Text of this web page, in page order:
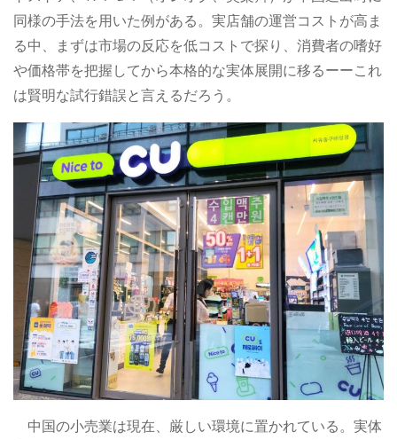
同様の手法を用いた例がある。実店舗の運営コストが高ま
る中、まずは市場の反応を低コストで探り、消費者の嗜好
や価格帯を把握してから本格的な実体展開に移るーーこれ
は賢明な試行錯誤と言えるだろう。
中国の小売業は現在、厳しい環境に置かれている。実体